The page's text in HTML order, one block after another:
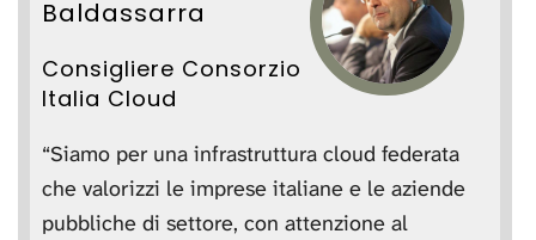
Baldassarra
Consigliere Consorzio
Italia Cloud
“Siamo per una infrastruttura cloud federata
che valorizzi le imprese italiane e le aziende
pubbliche di settore, con attenzione al